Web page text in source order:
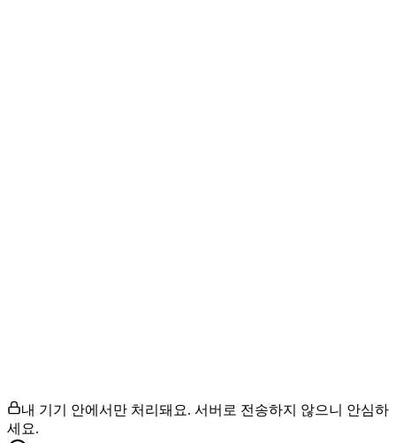
내 기기 안에서만 처리돼요. 서버로 전송하지 않으니 안심하
세요.